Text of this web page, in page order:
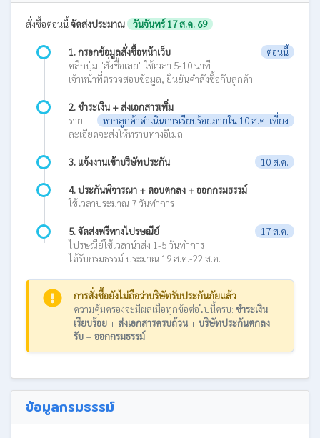
สั่งซื้อตอนนี้จัดส่งประมาณ วันจันทร์ 17 ส.ค. 69
1. กรอกข้อมูลสั่งซื้อหน้าเว็บ
ตอนนี้
คลิกปุ่ม "สั่งซื้อเลย" ใช้เวลา 5-10 นาที
เจ้าหน้าที่ตรวจสอบข้อมูล, ยืนยันคำสั่งซื้อกับลูกค้า
2. ชำระเงิน + ส่งเอกสารเพิ่ม
หากลูกค้าดำเนินการเรียบร้อยภายใน 10 ส.ค. เที่ยง
ราย
ละเอียดจะส่งให้ทราบทางอีเมล
3. แจ้งงานเข้าบริษัทประกัน 10 ส.ค.
4. ประกันพิจารณา + ตอบตกลง + ออกกรมธรรม์
ใช้เวลาประมาณ 7 วันทำการ
5. จัดส่งฟรีทางไปรษณีย์
17 ส.ค.
ไปรษณีย์ใช้เวลานำส่ง 1-5 วันทำการ
ได้รับกรมธรรม์ ประมาณ 19 ส.ค.-22 ส.ค.
การสั่งซื้อยังไม่ถือว่าบริษัทรับประกันภัยแล้ว
ความคุ้มครองจะมีผลเมื่อทุกข้อต่อไปนี้ครบ: ชำระเงิน
เรียบร้อย+ ส่งเอกสารครบถ้วน+ บริษัทประกันตกลง
รับ+ ออกกรมธรรม์
ข้อมูลกรมธรรม์